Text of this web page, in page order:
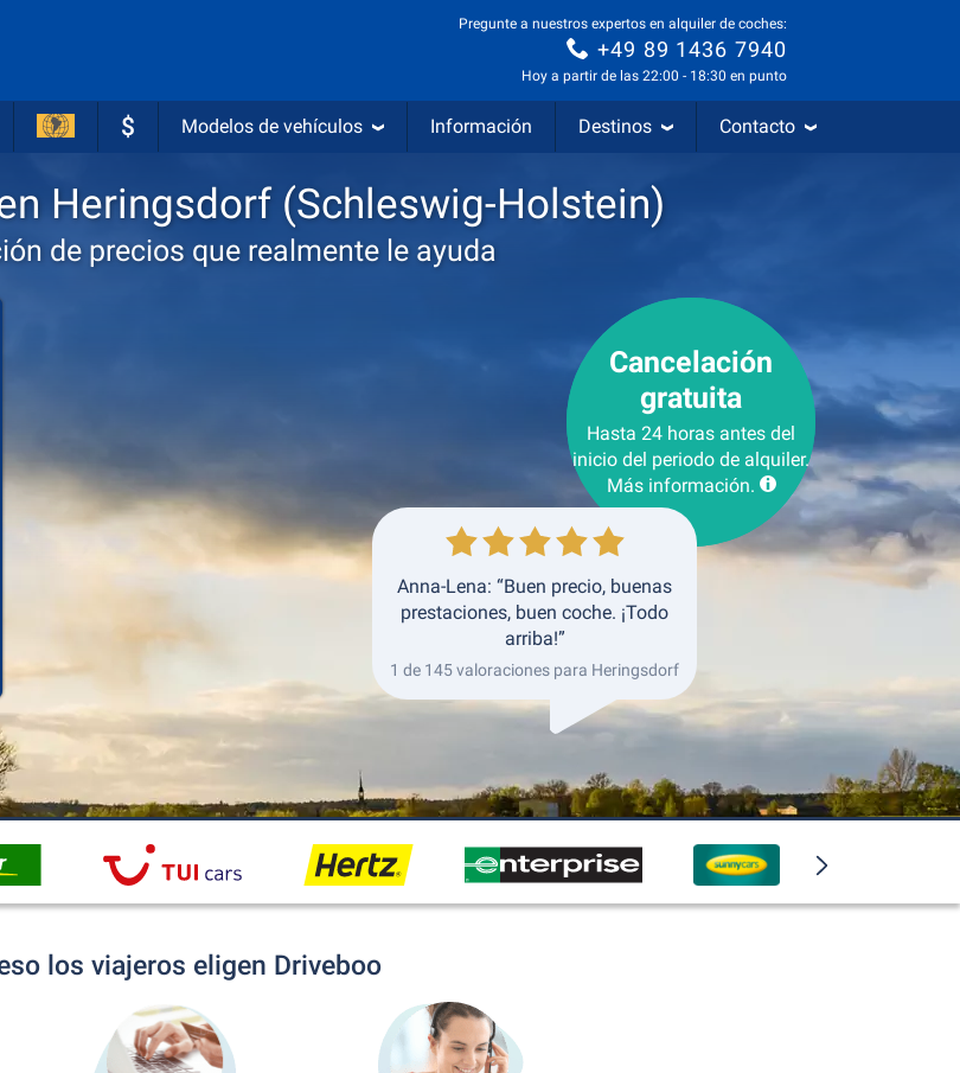
Pregunte a nuestros expertos en alquiler de coches:
+49 89 1436 7940
Hoy a partir de las 22:00 - 18:30 en punto
$ Modelos de vehículos Información Destinos Contacto
Heringsdorf (Schleswig-Holstein)
de precios que realmente le ayuda
Lugar de devolución
Devolución
Cancelación
gratuita
Hasta 24 horas antes del
inicio del periodo de alquiler.
Más información.
Anna-Lena: “Buen precio, buenas
prestaciones, buen coche. ¡Todo
arriba!”
1 de 145 valoraciones para Heringsdorf
los viajeros eligen Driveboo